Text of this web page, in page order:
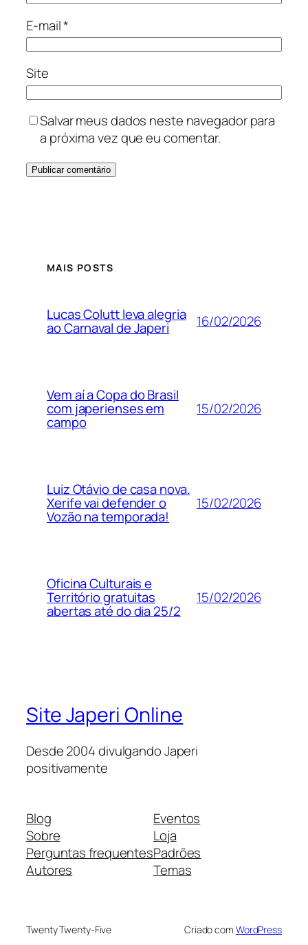
E-mail*
Site
Salvar meus dados neste navegador para
a próxima vez que eu comentar.
MAIS POSTS
Lucas Colutt leva alegria
ao Carnaval de Japeri 16/02/2026
Vem aí a Copa do Brasil
com japerienses em
campo
15/02/2026
Luiz Otávio de casa nova.
Xerife vai defender o
Vozão na temporada!
15/02/2026
Oficina Culturais e
Território gratuitas
abertas até do dia 25/2
15/02/2026
Site Japeri Online
Desde 2004 divulgando Japeri
positivamente
Blog
Sobre
Perguntas frequentes
Autores
Eventos
Loja
Padrões
Temas
Twenty Twenty-Five Criado com WordPress